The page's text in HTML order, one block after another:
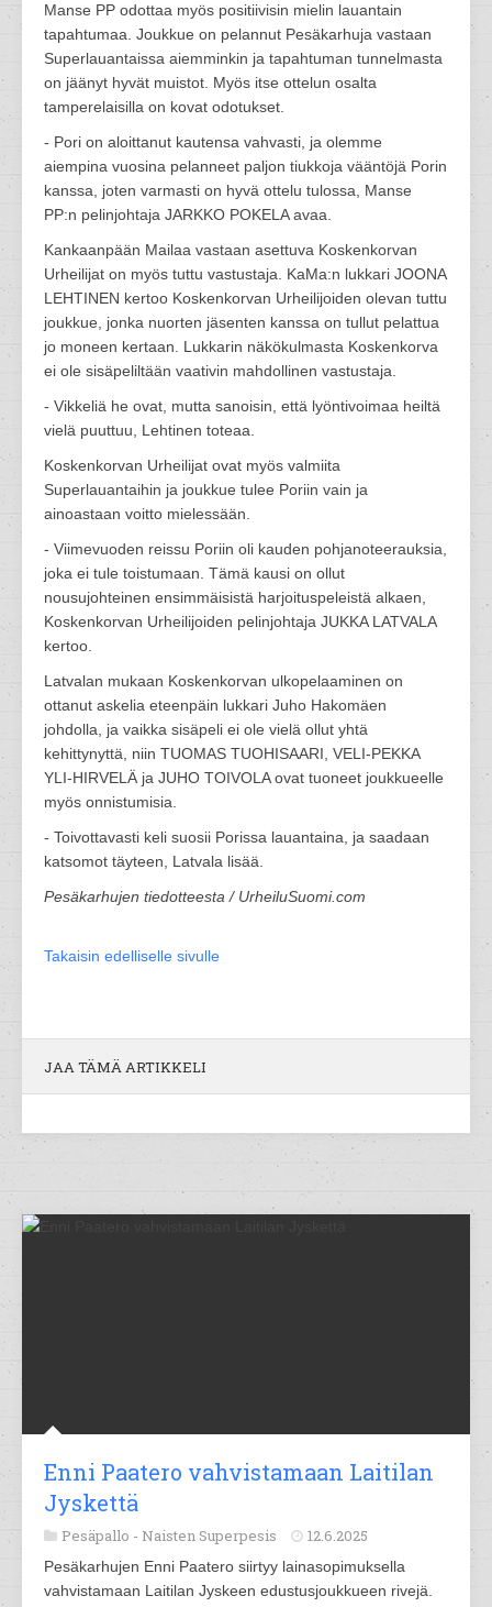
Manse PP odottaa myös positiivisin mielin lauantain
tapahtumaa. Joukkue on pelannut Pesäkarhuja vastaan
Superlauantaissa aiemminkin ja tapahtuman tunnelmasta
on jäänyt hyvät muistot. Myös itse ottelun osalta
tamperelaisilla on kovat odotukset.
- Pori on aloittanut kautensa vahvasti, ja olemme
aiempina vuosina pelanneet paljon tiukkoja vääntöjä Porin
kanssa, joten varmasti on hyvä ottelu tulossa, Manse
PP:n pelinjohtaja JARKKO POKELA avaa.
Kankaanpään Mailaa vastaan asettuva Koskenkorvan
Urheilijat on myös tuttu vastustaja. KaMa:n lukkari JOONA
LEHTINEN kertoo Koskenkorvan Urheilijoiden olevan tuttu
joukkue, jonka nuorten jäsenten kanssa on tullut pelattua
jo moneen kertaan. Lukkarin näkökulmasta Koskenkorva
ei ole sisäpeliltään vaativin mahdollinen vastustaja.
- Vikkeliä he ovat, mutta sanoisin, että lyöntivoimaa heiltä
vielä puuttuu, Lehtinen toteaa.
Koskenkorvan Urheilijat ovat myös valmiita
Superlauantaihin ja joukkue tulee Poriin vain ja
ainoastaan voitto mielessään.
- Viimevuoden reissu Poriin oli kauden pohjanoteerauksia,
joka ei tule toistumaan. Tämä kausi on ollut
nousujohteinen ensimmäisistä harjoituspeleistä alkaen,
Koskenkorvan Urheilijoiden pelinjohtaja JUKKA LATVALA
kertoo.
Latvalan mukaan Koskenkorvan ulkopelaaminen on
ottanut askelia eteenpäin lukkari Juho Hakomäen
johdolla, ja vaikka sisäpeli ei ole vielä ollut yhtä
kehittynyttä, niin TUOMAS TUOHISAARI, VELI-PEKKA
YLI-HIRVELÄ ja JUHO TOIVOLA ovat tuoneet joukkueelle
myös onnistumisia.
- Toivottavasti keli suosii Porissa lauantaina, ja saadaan
katsomot täyteen, Latvala lisää.
Pesäkarhujen tiedotteesta / UrheiluSuomi.com
Takaisin edelliselle sivulle
JAA TÄMÄ ARTIKKELI
Enni Paatero vahvistamaan Laitilan
Jyskettä
Pesäpallo - Naisten Superpesis 12.6.2025
Pesäkarhujen Enni Paatero siirtyy lainasopimuksella
vahvistamaan Laitilan Jyskeen edustusjoukkueen rivejä.